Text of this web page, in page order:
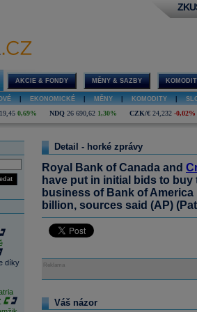
AKCIE & FONDY MĚNY & SAZBY
EKONOMICKÉ MĚNY KOMODITY
0,69% NDQ 26 690,62 1,30% CZK/€ 24,232 -0,02%
díky
Detail - horké zprávy
Royal Bank of Canada and
have put in initial bids to buy
business of Bank of
billion, sources said (AP)
Reklama
Váš názor